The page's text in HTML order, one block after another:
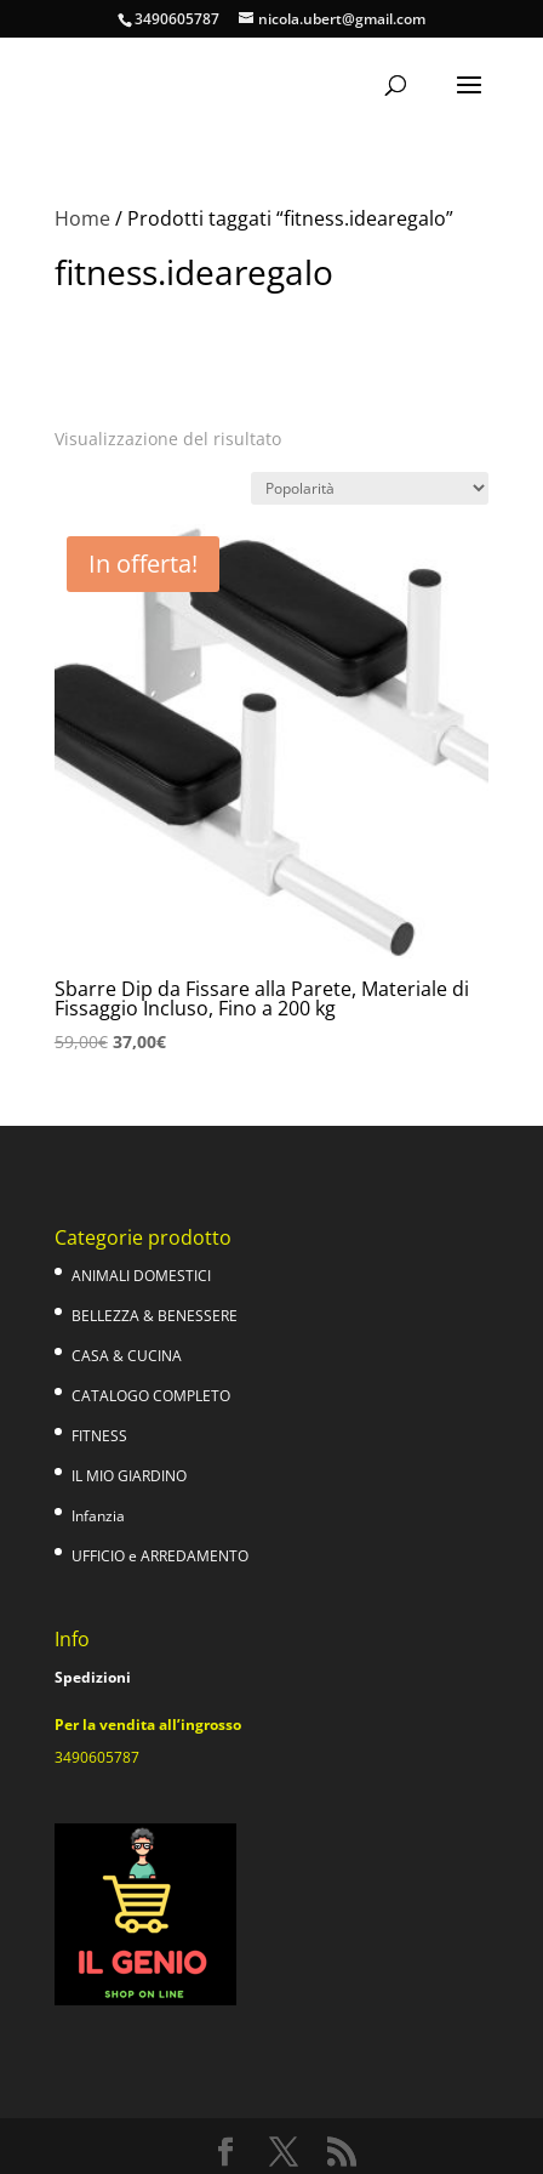
3490605787 nicola.ubert@gmail.com
Home/ Prodotti taggati “fitness.idearegalo”
fitness.idearegalo
Visualizzazione del risultato
In offerta!
Sbarre Dip da Fissare alla Parete, Materiale di
Fissaggio Incluso, Fino a 200 kg
59,00€ Il
era:
37,00€Il
è:
Categorie prodotto
ANIMALI DOMESTICI
BELLEZZA & BENESSERE
CASA & CUCINA
CATALOGO COMPLETO
FITNESS
IL MIO GIARDINO
Infanzia
UFFICIO e ARREDAMENTO
Info
Spedizioni
Per la vendita all’ingrosso
3490605787